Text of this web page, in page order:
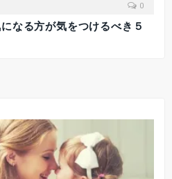
0
なる方が気をつけるべき５